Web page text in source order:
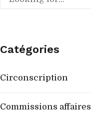
Catégories
Circonscription
Commissions affaires